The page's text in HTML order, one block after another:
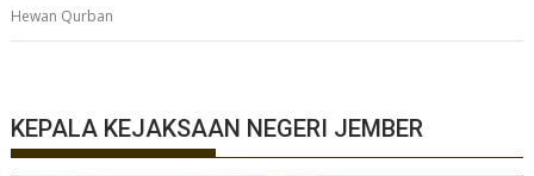
Hewan Qurban
KEPALA KEJAKSAAN NEGERI JEMBER